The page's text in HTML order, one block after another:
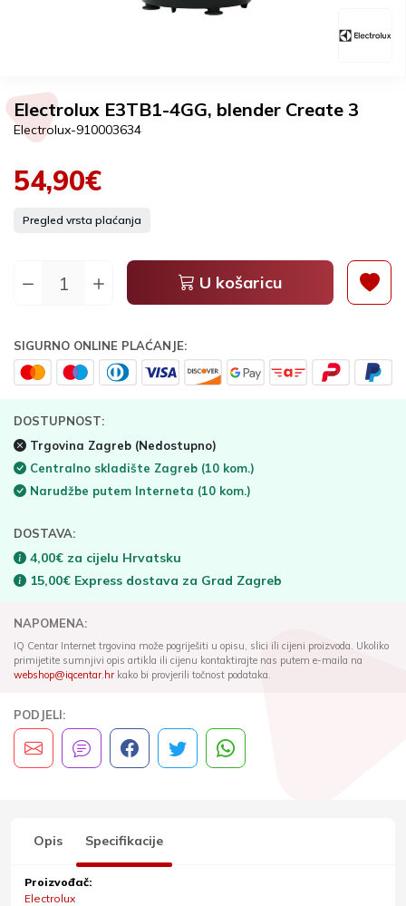
Electrolux E3TB1-4GG, blender Create 3
Electrolux-910003634
54,90€
Pregled vrsta plaćanja
U košaricu
SIGURNO ONLINE PLAĆANJE:
DOSTUPNOST:
Trgovina Zagreb (Nedostupno)
Centralno skladište Zagreb (10 kom.)
Narudžbe putem Interneta (10 kom.)
DOSTAVA:
4,00€ za cijelu Hrvatsku
15,00€ Express dostava za Grad Zagreb
NAPOMENA:
IQ Centar Internet trgovina može pogriješiti u opisu, slici ili cijeni proizvoda. Ukoliko
primijetite sumnjivi opis artikla ili cijenu kontaktirajte nas putem e-maila na
webshop@iqcentar.hrkako bi provjerili točnost podataka.
PODJELI:
Opis Specifikacije
Proizvođač:
Electrolux